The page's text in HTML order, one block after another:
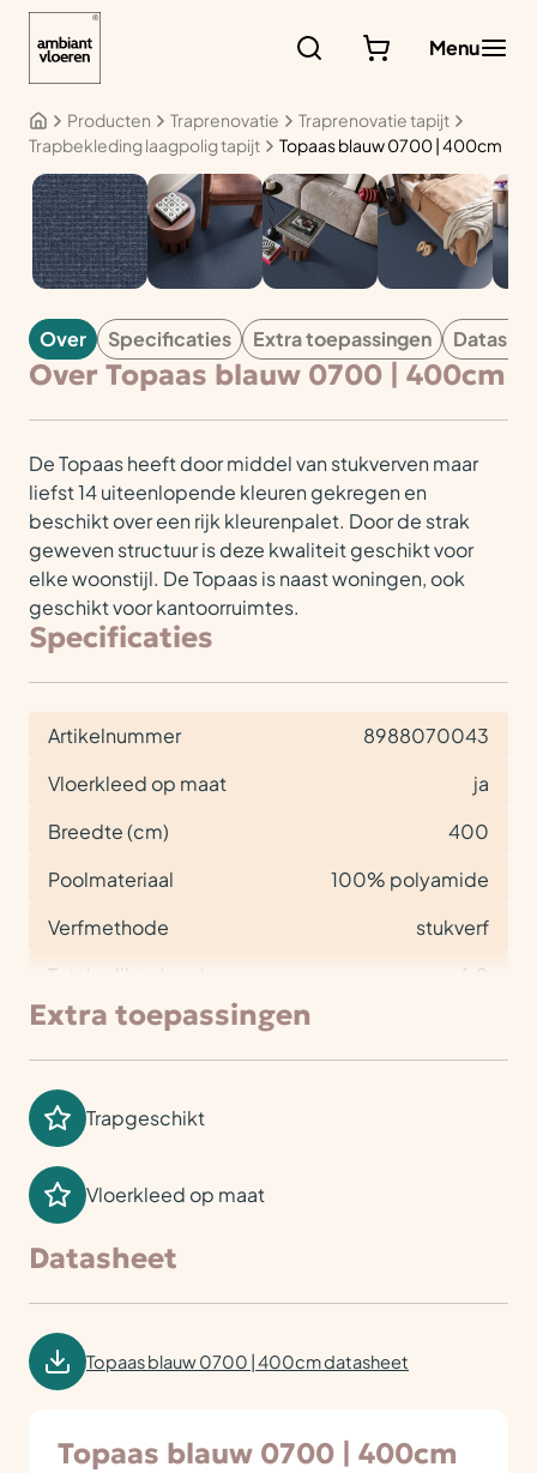
Menu
Producten Traprenovatie
Traprenovatie tapijt
Trapbekleding laagpolig tapijt
Topaas blauw 0700 | 400cm
TAPIJT
Over Specificaties Extra toepassingen
Over Topaas blauw 0700 | 400cm
De Topaas heeft door middel van stukverven maar
liefst 14 uiteenlopende kleuren gekregen en
beschikt over een rijk kleurenpalet. Door de strak
geweven structuur is deze kwaliteit geschikt voor
elke woonstijl. De Topaas is naast woningen, ook
geschikt voor kantoorruimtes.
Specificaties
Artikelnummer
8988070043
Vloerkleed op maat
ja
Breedte (cm)
400
Poolmateriaal
100% polyamide
Verfmethode
stukverf
Totale dikte (mm)
6,0
Extra toepassingen
Trapgeschikt
Vloerkleed op maat
Datasheet
Topaas blauw 0700 | 400cm datasheet
Topaas blauw 0700 | 400cm